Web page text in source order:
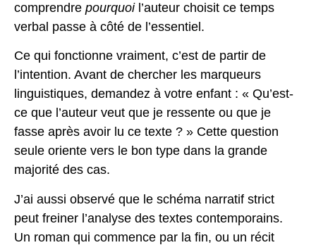
comprendre pourquoil’auteur choisit ce temps
verbal passe à côté de l’essentiel.
Ce qui fonctionne vraiment, c’est de partir de
l’intention. Avant de chercher les marqueurs
linguistiques, demandez à votre enfant : « Qu’est-
ce que l’auteur veut que je ressente ou que je
fasse après avoir lu ce texte ? » Cette question
seule oriente vers le bon type dans la grande
majorité des cas.
J’ai aussi observé que le schéma narratif strict
peut freiner l’analyse des textes contemporains.
Un roman qui commence par la fin, ou un récit